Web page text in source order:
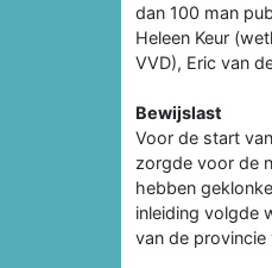
dan 100 man
Heleen Keur
VVD), Eric van
Bewijslast
Voor de start
zorgde voor de
hebben
inleiding volgde
van de provincie